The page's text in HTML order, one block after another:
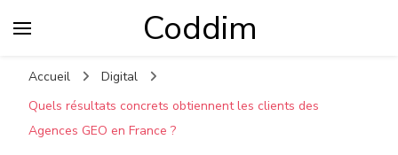
Coddim
Accueil
Digital
Quels résultats concrets obtiennent les clients des
Agences GEO en France ?